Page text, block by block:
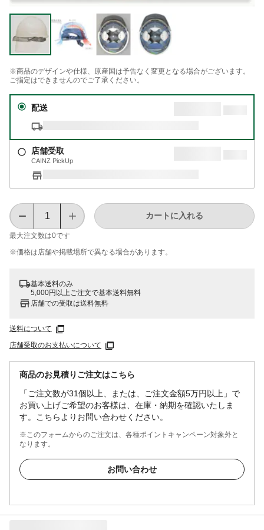
※商品のデザインや仕様、原産国は予告なく変更となる場合がございます。
ご指定はできませんのでご了承ください。
配送
店舗受取
CAINZ PickUp
最大注文数は0です
カートに入れる
※価格は​店舗や​掲載場所で​異なる​場合が​あります。
基本送料のみ
5,000円以上ご注文で基本送料無料
店舗での受取は送料無料
送料について
店舗受取のお支払いについて
商品のお見積りご注文はこちら
「ご注文数が31個以上、または、ご注文金額5万円以上」で
お買い上げご希望のお客様は、在庫・納期を確認いたしま
す。こちらよりお問い合わせください。
※このフォームからのご注文は、各種ポイントキャンペーン対象外と
なります。
お問い合わせ